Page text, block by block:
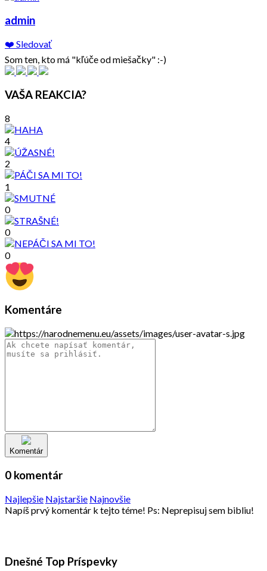
admin
❤️ Sledovať
Som ten, kto má "kľúče od miešačky" :-)
VAŠA REAKCIA?
8
4
2
1
0
0
0
Komentáre
Komentár
0 komentár
Najlepšie Najstaršie Najnovšie
Napíš prvý komentár k tejto téme! Ps: Neprepisuj sem bibliu!
Dnešné Top Príspevky